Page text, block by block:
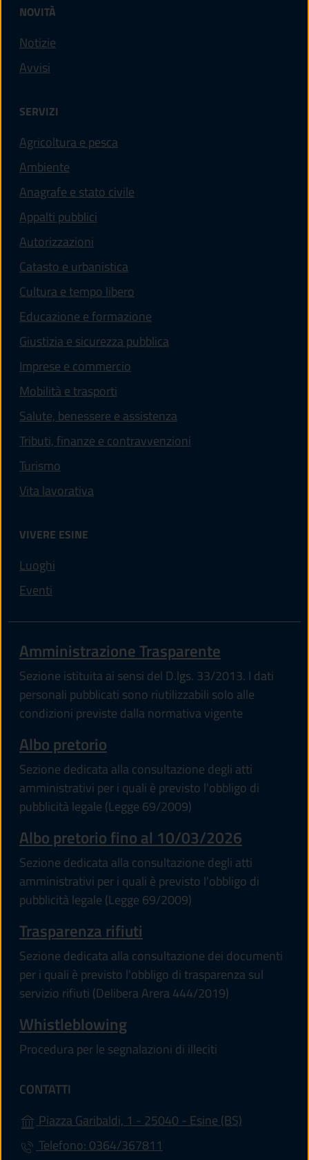
NOVITÀ
Notizie
Avvisi
SERVIZI
Agricoltura e pesca
Ambiente
Anagrafe e stato civile
Appalti pubblici
Autorizzazioni
Catasto e urbanistica
Cultura e tempo libero
Educazione e formazione
Giustizia e sicurezza pubblica
Imprese e commercio
Mobilità e trasporti
Salute, benessere e assistenza
Tributi, finanze e contravvenzioni
Turismo
Vita lavorativa
VIVERE ESINE
Luoghi
Eventi
Amministrazione Trasparente
Sezione istituita ai sensi del D.lgs. 33/2013. I dati
personali pubblicati sono riutilizzabili solo alle
condizioni previste dalla normativa vigente
Albo pretorio
Sezione dedicata alla consultazione degli atti
amministrativi per i quali è previsto l'obbligo di
pubblicità legale (Legge 69/2009)
Albo pretorio fino al 10/03/2026
Sezione dedicata alla consultazione degli atti
amministrativi per i quali è previsto l'obbligo di
pubblicità legale (Legge 69/2009)
Trasparenza rifiuti
Sezione dedicata alla consultazione dei documenti
per i quali è previsto l'obbligo di trasparenza sul
servizio rifiuti (Delibera Arera 444/2019)
Whistleblowing
Procedura per le segnalazioni di illeciti
CONTATTI
Piazza Garibaldi, 1 - 25040 - Esine (BS)
Telefono: 0364/367811